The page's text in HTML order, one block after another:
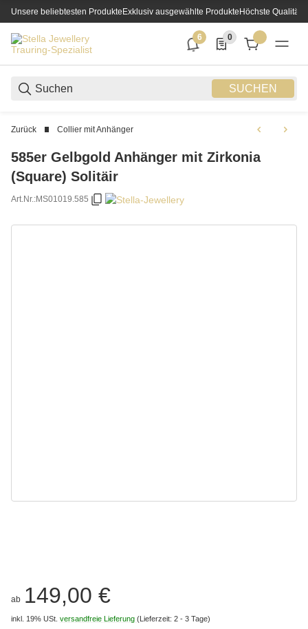
Unsere beliebtesten ProdukteExklusiv ausgewählte ProdukteHöchste Qualität
SUCHEN
6
6 neue Notifizierungen
0
0 Produkte in der
Zurück Collier mit Anhänger
585er Gelbgold Anhänger mit Zirkonia
(Square) Solitäir
Art.Nr.:MS01019.585
ab 149,00 €
inkl. 19% USt. versandfreie Lieferung (Lieferzeit: 2 - 3 Tage)